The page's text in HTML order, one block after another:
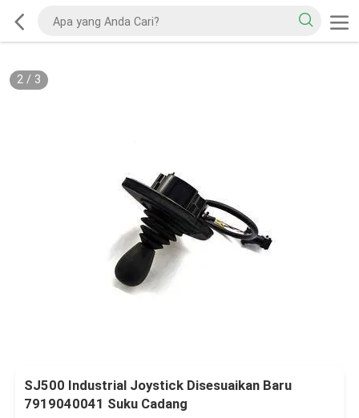
2/ 3
SJ500 Industrial Joystick Disesuaikan Baru
7919040041 Suku Cadang